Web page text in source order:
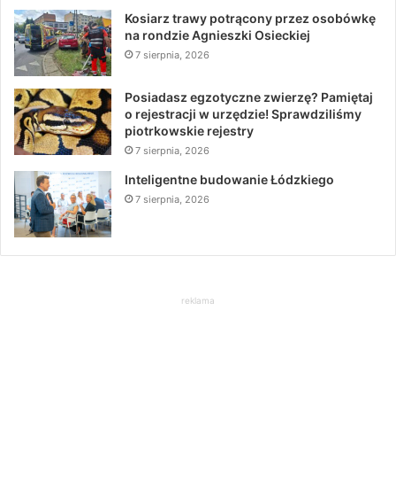
Kosiarz trawy potrącony przez osobówkę
na rondzie Agnieszki Osieckiej
7 sierpnia, 2026
Posiadasz egzotyczne zwierzę? Pamiętaj
o rejestracji w urzędzie! Sprawdziliśmy
piotrkowskie rejestry
7 sierpnia, 2026
Inteligentne budowanie Łódzkiego
7 sierpnia, 2026
reklama